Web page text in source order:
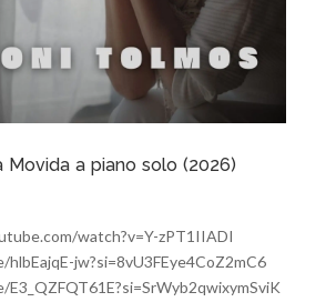
Movida a piano solo (2026)
watch?v=Y-zPT1IIADI
jw?si=8vU3FEye4CoZ2mC6